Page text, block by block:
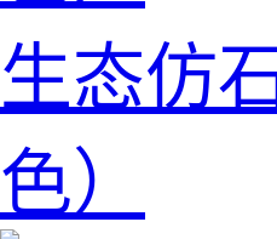
生态仿
色）